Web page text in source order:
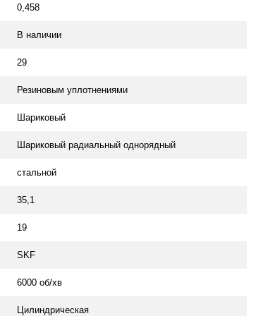
0,458
В наличии
29
Резиновым уплотнениями
Шариковый
Шариковый радиальный однорядный
стальной
35,1
19
SKF
6000 об/хв
Цилиндрическая